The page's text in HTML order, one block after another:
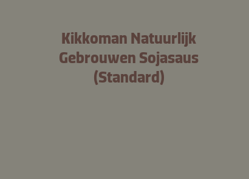
Kikkoman Natuurlijk
Gebrouwen Sojasaus
(Standard)